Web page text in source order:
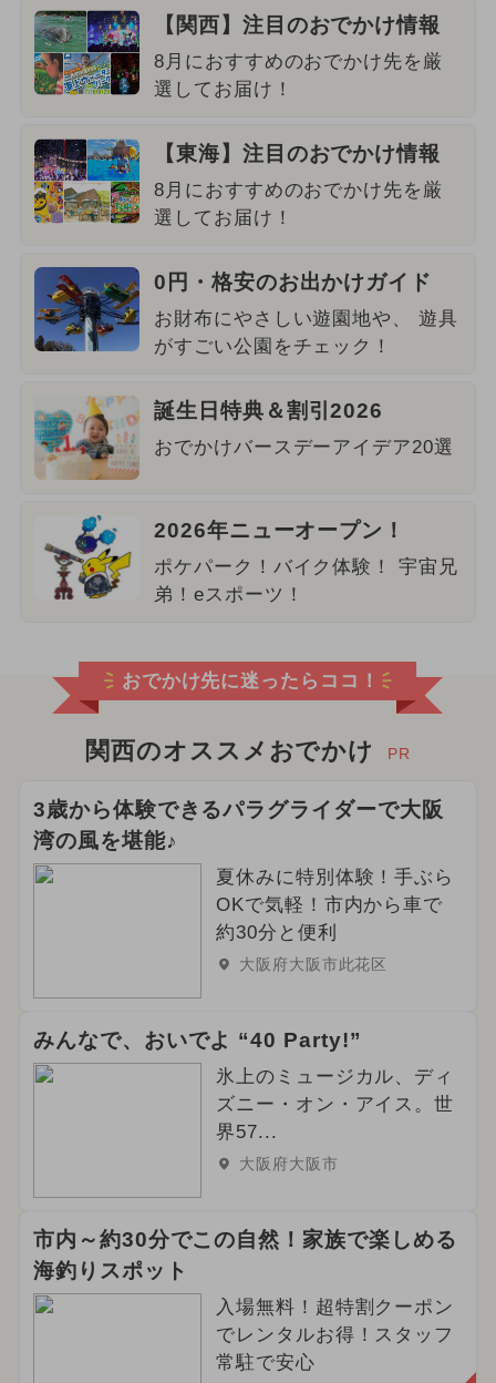
【関西】注目のおでかけ情報
8月におすすめのおでかけ先を厳
選してお届け！
【東海】注目のおでかけ情報
8月におすすめのおでかけ先を厳
選してお届け！
0円・格安のお出かけガイド
お財布にやさしい遊園地や、 遊具
がすごい公園をチェック！
誕生日特典＆割引2026
おでかけバースデーアイデア20選
2026年ニューオープン！
ポケパーク！バイク体験！ 宇宙兄
弟！eスポーツ！
おでかけ先に迷ったらココ！
関西のオススメおでかけ PR
3歳から体験できるパラグライダーで大阪
湾の風を堪能♪
夏休みに特別体験！手ぶら
OKで気軽！市内から車で
約30分と便利
大阪府大阪市此花区
みんなで、おいでよ “40 Party!”
氷上のミュージカル、ディ
ズニー・オン・アイス。世
界57...
大阪府大阪市
市内～約30分でこの自然！家族で楽しめる
海釣りスポット
入場無料！超特割クーポン
でレンタルお得！スタッフ
常駐で安心